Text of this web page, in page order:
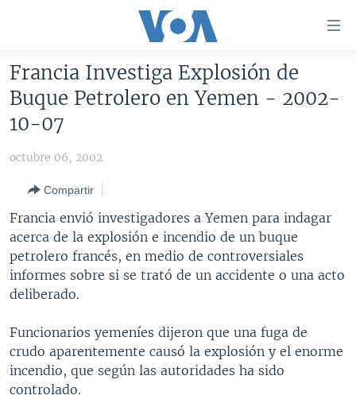
accesibilidad
contenido
Salte
principal
Salte
búsqueda
AMÉRICA DEL NORTE
EEUU
ELECCIONES EEUU 2024
VOA VERIFICA INMIGRACIÓN
VOA VERIFICA AMÉRICA LATINA
ARGENTINA
BOLIVIA
COLOMBIA
CHILE
ECUADOR
VENEZUELA
BRASIL
CHINA EN AMÉRICA LATINA
CENTROAMÉRICA
COSTA RICA
EL SALVADOR
HONDURAS
NICARAGUA
OTRAS SECCIONES
INMIGRACIÓN
MUNDO
ECONOMÍA
ENTRETENIMIENTO Y CULTURA
ESPECIALES DE LA VOA
UCRANIA
MULTIMEDIA
VIDEOS
PROGRAMAS TV
Francia Investiga Explosión de
Buque Petrolero en Yemen - 2002-
10-07
octubre 06, 2002
Compartir
Francia envió investigadores a Yemen para indagar
acerca de la explosión e incendio de un buque
petrolero francés, en medio de controversiales
informes sobre si se trató de un accidente o una acto
deliberado.
Funcionarios yemeníes dijeron que una fuga de
crudo aparentemente causó la explosión y el enorme
incendio, que según las autoridades ha sido
controlado.